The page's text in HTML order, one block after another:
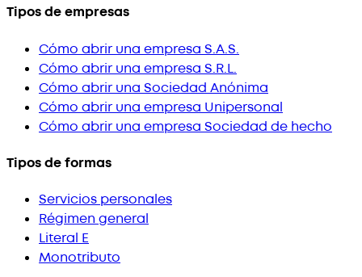
Tipos de empresas
Cómo abrir una empresa S.A.S.
Cómo abrir una empresa S.R.L.
Cómo abrir una Sociedad Anónima
Cómo abrir una empresa Unipersonal
Cómo abrir una empresa Sociedad de hecho
Tipos de formas
Servicios personales
Régimen general
Literal E
Monotributo